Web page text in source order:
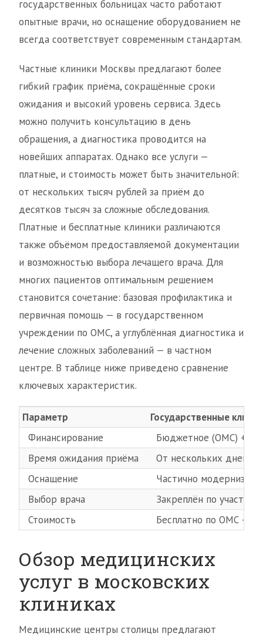
государственных больницах часто работают
опытные врачи, но оснащение оборудованием не
всегда соответствует современным стандартам.
Частные клиники Москвы предлагают более
гибкий график приёма, сокращённые сроки
ожидания и высокий уровень сервиса. Здесь
можно получить консультацию в день
обращения, а диагностика проводится на
новейших аппаратах. Однако все услуги —
платные, и стоимость может быть значительной:
от нескольких тысяч рублей за приём до
десятков тысяч за сложные обследования.
Платные и бесплатные клиники различаются
также объёмом предоставляемой документации
и возможностью выбора лечащего врача. Для
многих пациентов оптимальным решением
становится сочетание: базовая профилактика и
первичная помощь — в государственном
учреждении по ОМС, а углублённая диагностика и
лечение сложных заболеваний — в частном
центре. В таблице ниже приведено сравнение
ключевых характеристик.
Параметр
Государственные
Финансирование
Бюджетное (ОМС) +
Время ожидания приёма
От нескольких дней
Оснащение
Частично
Выбор врача
Закреплён по участку
Стоимость
Бесплатно по ОМС +
Обзор медицинских
услуг в московских
клиниках
Медицинские центры столицы предлагают